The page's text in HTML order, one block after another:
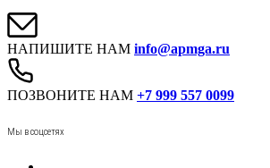
НАПИШИТЕ НАМ info@apmga.ru
ПОЗВОНИТЕ НАМ +7 999 557 0099
Мы в соцсетях